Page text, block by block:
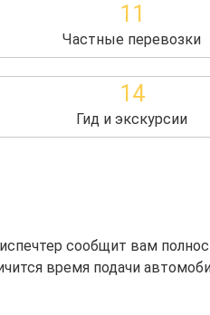
11
Частные перевозки
14
Гид и экскурсии
сообщит вам
время подачи